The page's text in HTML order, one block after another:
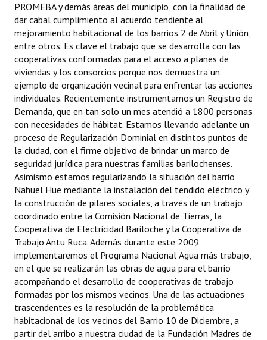
PROMEBA y demás áreas del municipio, con la finalidad de
dar cabal cumplimiento al acuerdo tendiente al
mejoramiento habitacional de los barrios 2 de Abril y Unión,
entre otros. Es clave el trabajo que se desarrolla con las
cooperativas conformadas para el acceso a planes de
viviendas y los consorcios porque nos demuestra un
ejemplo de organización vecinal para enfrentar las acciones
individuales. Recientemente instrumentamos un Registro de
Demanda, que en tan solo un mes atendió a 1800 personas
con necesidades de hábitat. Estamos llevando adelante un
proceso de Regularización Dominial en distintos puntos de
la ciudad, con el firme objetivo de brindar un marco de
seguridad jurídica para nuestras familias barilochenses.
Asimismo estamos regularizando la situación del barrio
Nahuel Hue mediante la instalación del tendido eléctrico y
la construcción de pilares sociales, a través de un trabajo
coordinado entre la Comisión Nacional de Tierras, la
Cooperativa de Electricidad Bariloche y la Cooperativa de
Trabajo Antu Ruca. Además durante este 2009
implementaremos el Programa Nacional Agua más trabajo,
en el que se realizarán las obras de agua para el barrio
acompañando el desarrollo de cooperativas de trabajo
formadas por los mismos vecinos. Una de las actuaciones
trascendentes es la resolución de la problemática
habitacional de los vecinos del Barrio 10 de Diciembre, a
partir del arribo a nuestra ciudad de la Fundación Madres de